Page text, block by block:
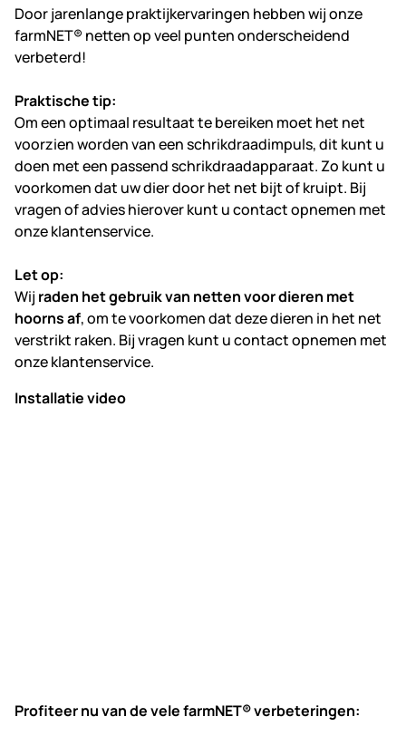
Door jarenlange praktijkervaringen hebben wij onze
farmNET® netten op veel punten onderscheidend
verbeterd!
Praktische tip:
Om een optimaal resultaat te bereiken moet het net
voorzien worden van een schrikdraadimpuls, dit kunt u
doen met een passend schrikdraadapparaat. Zo kunt u
voorkomen dat uw dier door het net bijt of kruipt. Bij
vragen of advies hierover kunt u contact opnemen met
onze klantenservice.
Let op:
Wij raden het gebruik van netten voor dieren met
hoorns af, om te voorkomen dat deze dieren in het net
verstrikt raken. Bij vragen kunt u contact opnemen met
onze klantenservice.
Installatie video
Profiteer nu van de vele farmNET® verbeteringen: